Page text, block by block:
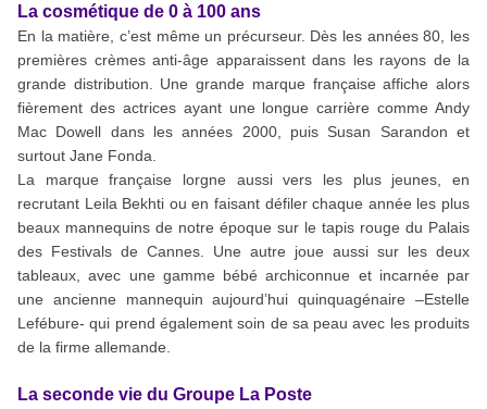
La cosmétique de 0 à 100 ans
En la matière, c’est même un précurseur. Dès les années 80, les
premières crèmes anti-âge apparaissent dans les rayons de la
grande distribution. Une grande marque française affiche alors
fièrement des actrices ayant une longue carrière comme Andy
Mac Dowell dans les années 2000, puis Susan Sarandon et
surtout Jane Fonda.
La marque française lorgne aussi vers les plus jeunes, en
recrutant Leila Bekhti ou en faisant défiler chaque année les plus
beaux mannequins de notre époque sur le tapis rouge du Palais
des Festivals de Cannes. Une autre joue aussi sur les deux
tableaux, avec une gamme bébé archiconnue et incarnée par
une ancienne mannequin aujourd’hui quinquagénaire –Estelle
Lefébure- qui prend également soin de sa peau avec les produits
de la firme allemande.
La seconde vie du Groupe La Poste